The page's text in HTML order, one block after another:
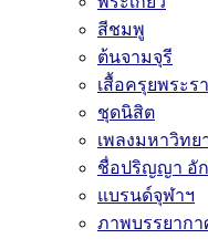
สีชมพู
ต้นจามจุรี
เสื้อครุยพระร
ชุดนิสิต
เพลงมหาวิทย
ชื่อปริญญา อั
แบรนด์จุฬาฯ
ภาพบรรยากา